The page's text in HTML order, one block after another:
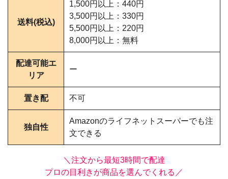
送料(税込)
1,500円以上：440円
3,500円以上：330円
5,500円以上：220円
8,000円以上：無料
配達可能エ
リア
ー
置き配 不可
独自性
Amazonのライフネットスーパーでも注
文できる
＼注文から最短3時間で配達
プロの目利きが商品を選んでくれる／